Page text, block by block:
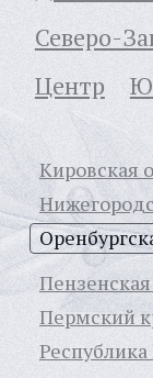
Северо-
Центр
Кировская
Пензенская
Пермский